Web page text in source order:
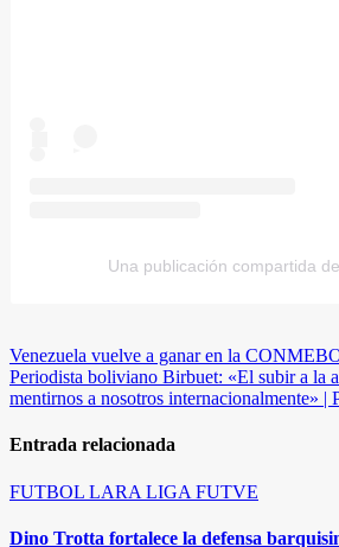
Una publicación compartida
Navegación
de
Venezuela vuelve a ganar en la
Periodista boliviano Birbuet: «El subir a la
mentirnos a nosotros internacionalmente» |
Entrada relacionada
FUTBOL LARA LIGA FUTVE
Dino Trotta fortalece la defensa